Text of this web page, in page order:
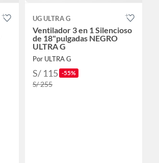
UG ULTRA G
Ventilador 3 en 1 Silencioso
de 18"pulgadas NEGRO
ULTRA G
Por ULTRA G
S/ 115 -55%
S/ 255